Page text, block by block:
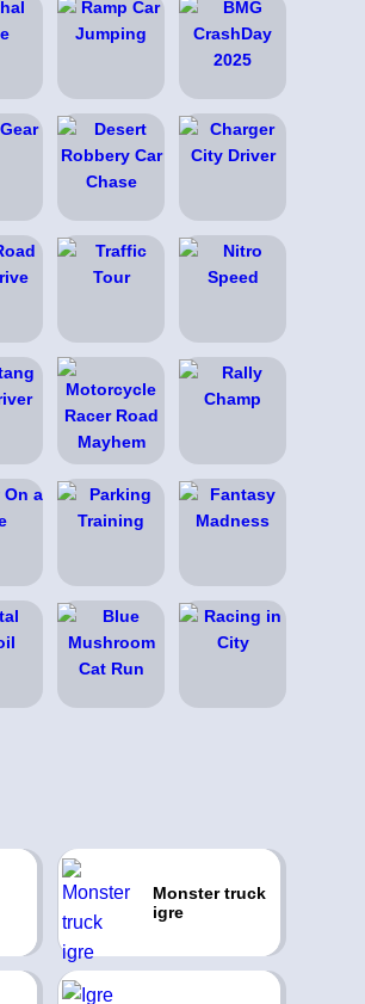
Monster truck
igre